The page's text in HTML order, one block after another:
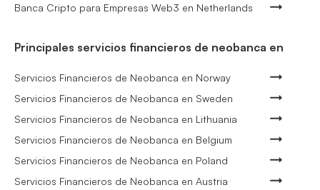
Banca Cripto para Empresas Web3 en Netherlands
Principales servicios financieros de neobanca en
Servicios Financieros de Neobanca en Norway
Servicios Financieros de Neobanca en Sweden
Servicios Financieros de Neobanca en Lithuania
Servicios Financieros de Neobanca en Belgium
Servicios Financieros de Neobanca en Poland
Servicios Financieros de Neobanca en Austria